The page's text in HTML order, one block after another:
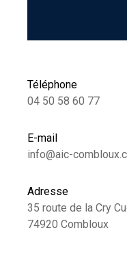
Téléphone
04 50 58 60 77
E-mail
info@aic-
Adresse
35 route de la Cry
74920 Combloux